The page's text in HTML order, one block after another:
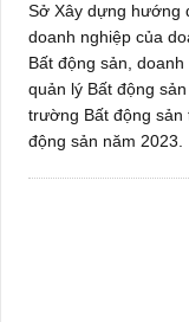
Sở Xây dựng hướng
doanh nghiệp của
Bất động sản,
quản lý Bất động
trường Bất động sản
động sản năm 2023.